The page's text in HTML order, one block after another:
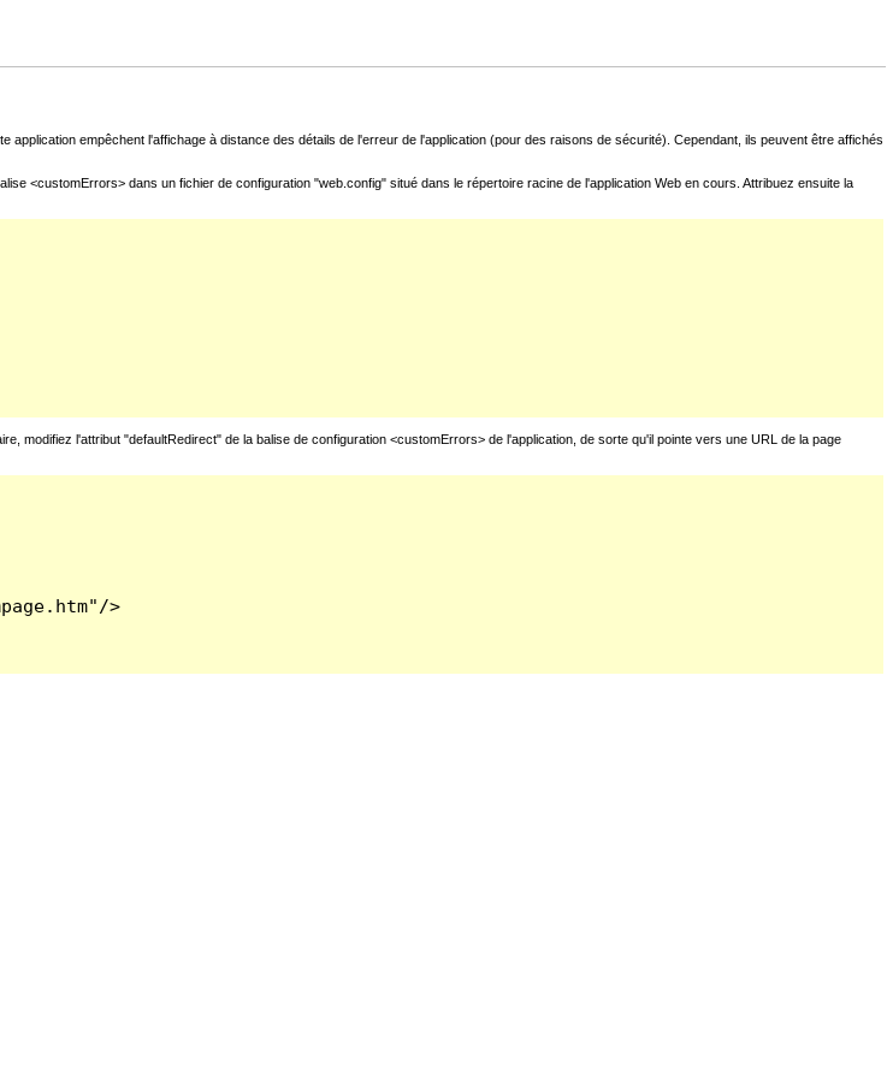
empêchent l'affichage à distance des détails de l'erreur de l'application (pour des raisons de sécurité). Cependant, ils peuvent être affichés
<customErrors> dans un fichier de configuration "web.config" situé dans le répertoire racine de l'application Web en cours. Attribuez ensuite la
modifiez l'attribut "defaultRedirect" de la balise de configuration <customErrors> de l'application, de sorte qu'il pointe vers une URL de la page
>